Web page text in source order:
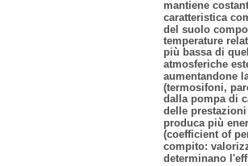
mantiene
caratteristica
del suolo
temperature
più bassa di
atmosferiche
aumentandone
(termosifoni,
dalla pompa di
delle
produca più
(coefficient of
compito:
determinano